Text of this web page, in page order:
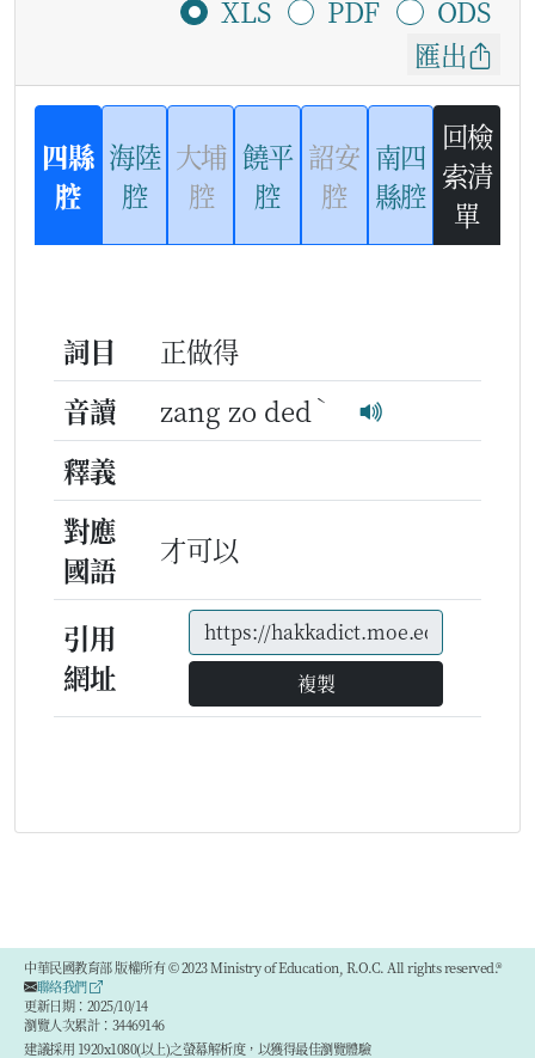
XLS
PDF
ODS
匯出
四縣
腔
海陸
腔
大埔
腔
饒平
腔
詔安
腔
南四
縣腔
回檢
索清
單
詞目
正做得
音讀
zang zo ded ˋ
釋義
對應
國語
才可以
引用
網址
複製
中華民國教育部 版權所有 © 2023 Ministry of Education, R.O.C. All rights reserved.®
聯絡我們
更新日期：2025/10/14
瀏覽人次累計：34469146
建議採用 1920x1080(以上)之螢幕解析度，以獲得最佳瀏覽體驗